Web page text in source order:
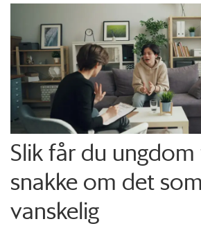
Slik får du ungdom
snakke om det
vanskelig